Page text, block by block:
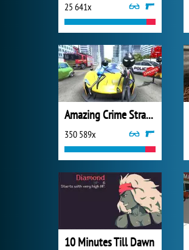
25 641x
Amazing Crime Strange Stickman
350 589x
10 Minutes Till Dawn